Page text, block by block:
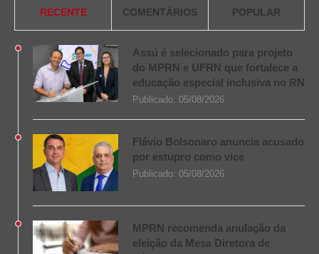
RECENTE COMENTÁRIOS POPULAR
Assú é selecionado para projeto
do MPRN e UFRN que fortalece a
educação especial inclusiva no RN
Publicado: 05/08/2026
Flávio Bolsonaro anuncia acusado
por estupro como vice
Publicado: 05/08/2026
MPRN recomenda anulação da
eleição da Mesa Diretora de